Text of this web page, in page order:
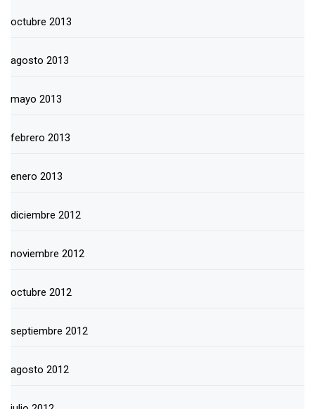
octubre 2013
agosto 2013
mayo 2013
febrero 2013
enero 2013
diciembre 2012
noviembre 2012
octubre 2012
septiembre 2012
agosto 2012